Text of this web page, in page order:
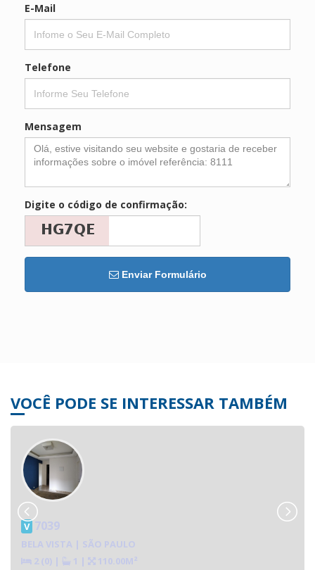
E-Mail
Telefone
Mensagem
Digite o código de confirmação:
Enviar Formulário
VOCÊ PODE SE INTERESSAR TAMBÉM
V 7039
BELA VISTA | SÃO PAULO
2 (0) | 1 |
110.00M²